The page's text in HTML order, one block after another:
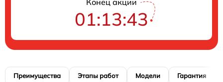
01:13:42
Преимущества Этапы работ Модели Гарантия